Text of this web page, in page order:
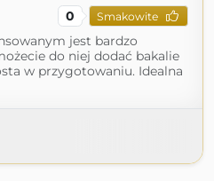
0 Smakowite
jest bardzo
do niej dodać bakalie
w przygotowaniu. Idealna